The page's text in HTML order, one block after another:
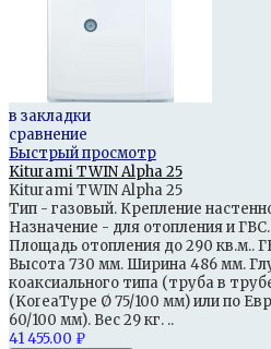
в закладки
сравнение
Быстрый просмотр
Kiturami TWIN Alpha 25
Kiturami TWIN Alpha 25
Тип - газовый. Крепление
Назначение - для отопления и
Площадь отопления до 290 кв.м..
Высота 730 мм. Ширина 486 мм.
коаксиального типа (труба в
(KoreaType Ø 75/100 мм) или по
60/100 мм). Вес 29 кг. ..
41 455.00 ₽